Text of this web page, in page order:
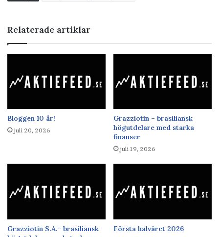
Relaterade artiklar
Bloggen 10 år!
juli 20, 2026
Grazziotin – brasiliansk
högutdelare med starka
finanser
juli 19, 2026
Grazziotin S.A.- brasiliansk
Första halvåret 2026